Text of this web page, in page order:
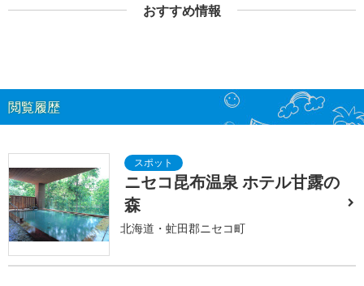
おすすめ情報
閲覧履歴
ニセコ昆布温泉 ホテル甘露の
森
北海道・虻田郡ニセコ町